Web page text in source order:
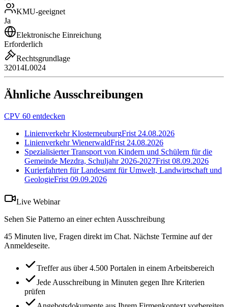
KMU-geeignet
Ja
Elektronische Einreichung
Erforderlich
Rechtsgrundlage
32014L0024
Ähnliche Ausschreibungen
CPV 60 entdecken
Linienverkehr KlosterneuburgFrist 24.08.2026
Linienverkehr WienerwaldFrist 24.08.2026
Spezialisierter Transport von Kindern und Schülern für die
Gemeinde Mezdra, Schuljahr 2026-2027Frist 08.09.2026
Kurierfahrten für Landesamt für Umwelt, Landwirtschaft und
GeologieFrist 09.09.2026
Live Webinar
Sehen Sie Patterno an einer echten Ausschreibung
45 Minuten live, Fragen direkt im Chat. Nächste Termine auf der
Anmeldeseite.
Treffer aus über 4.500 Portalen in einem Arbeitsbereich
Jede Ausschreibung in Minuten gegen Ihre Kriterien
prüfen